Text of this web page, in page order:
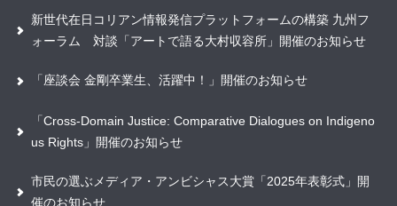
新世代在日コリアン情報発信プラットフォームの構築 九州フ
ォーラム 対談「アートで語る大村収容所」開催のお知らせ
「座談会 金剛卒業生、活躍中！」開催のお知らせ
「Cross-Domain Justice: Comparative Dialogues on Indigeno
us Rights」開催のお知らせ
市民の選ぶメディア・アンビシャス大賞「2025年表彰式」開
催のお知らせ